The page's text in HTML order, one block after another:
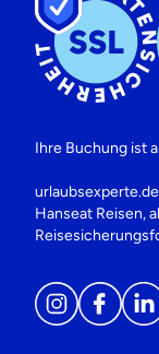
Ihre Buchung ist
Hanseat Reisen,